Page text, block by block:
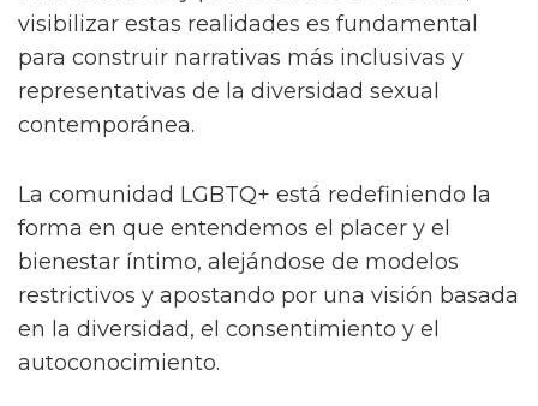
visibilizar estas realidades es fundamental
para construir narrativas más inclusivas y
representativas de la diversidad sexual
contemporánea.
La comunidad LGBTQ+ está redefiniendo la
forma en que entendemos el placer y el
bienestar íntimo, alejándose de modelos
restrictivos y apostando por una visión basada
en la diversidad, el consentimiento y el
autoconocimiento.